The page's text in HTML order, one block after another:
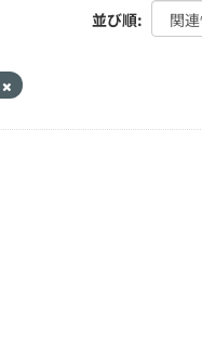
並び順